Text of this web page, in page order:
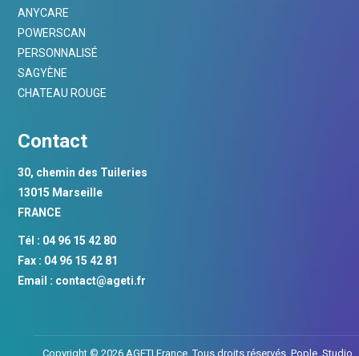
ANYCARE
POWERSCAN
PERSONNALISÉ
SAGYÈNE
CHATEAU ROUGE
Contact
30, chemin des Tuileries
13015 Marseille
FRANCE
Tél : 04 96 15 42 80
Fax : 04 96 15 42 81
Email : contact@ageti.fr
Copyright © 2026 AGETI France. Tous droits réservés. Pople. Studio